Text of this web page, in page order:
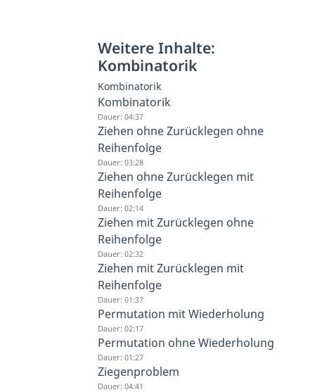
Weitere Inhalte:
Kombinatorik
Kombinatorik
Kombinatorik
Dauer: 04:37
Ziehen ohne Zurücklegen ohne
Reihenfolge
Dauer: 03:28
Ziehen ohne Zurücklegen mit
Reihenfolge
Dauer: 02:14
Ziehen mit Zurücklegen ohne
Reihenfolge
Dauer: 02:32
Ziehen mit Zurücklegen mit
Reihenfolge
Dauer: 01:37
Permutation mit Wiederholung
Dauer: 02:17
Permutation ohne Wiederholung
Dauer: 01:27
Ziegenproblem
Dauer: 04:41